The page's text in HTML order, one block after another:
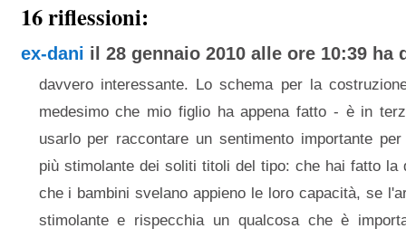
16 riflessioni:
ex-dani il 28 gennaio 2010 alle ore 10:39 ha
davvero interessante. Lo schema per la
medesimo che mio figlio ha appena fatto - è in
usarlo per raccontare un sentimento importante
più stimolante dei soliti titoli del tipo: che hai fatto la
che i bambini svelano appieno le loro capacità, se
stimolante e rispecchia un qualcosa che è